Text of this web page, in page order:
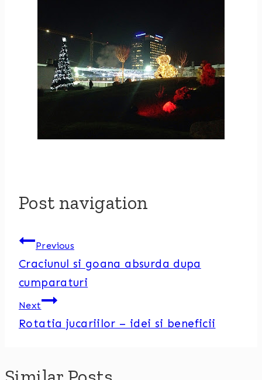
Post navigation
Previous
Craciunul si goana absurda dupa
cumparaturi
Next
Rotatia jucariilor – idei si beneficii